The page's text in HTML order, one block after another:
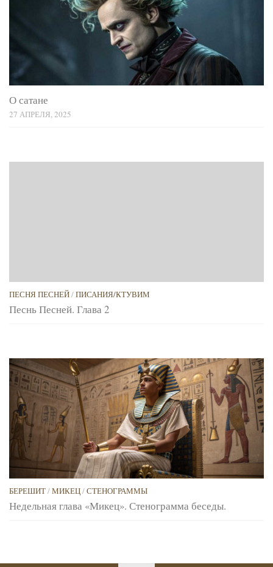
О сатане
27 АПРЕЛЯ, 2025
ПЕСНЯ ПЕСНЕЙ/ПИСАНИЯ/КТУВИМ
Песнь Песней. Глава 2
БЕРЕШИТ/МИКЕЦ/СТЕНОГРАММЫ
Недельная глава «Микец». Стенограмма беседы.